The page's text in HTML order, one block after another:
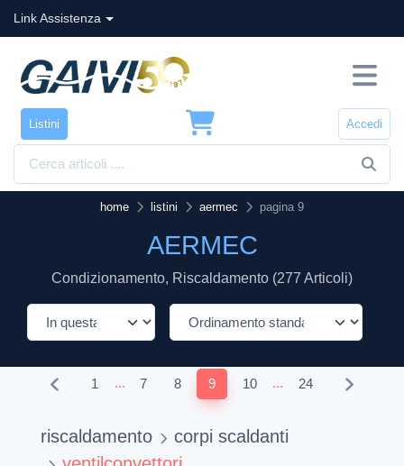
Link Assistenza
Listini Accedi
home listini aermec pagina 9
AERMEC
Condizionamento, Riscaldamento (277 Articoli)
1 ... 7 8 9 10 ... 24
riscaldamento
corpi scaldanti